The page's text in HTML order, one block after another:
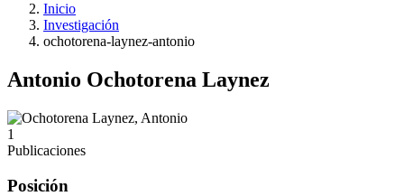
Inicio
Investigación
ochotorena-laynez-antonio
Antonio Ochotorena Laynez
1
Publicaciones
Posición